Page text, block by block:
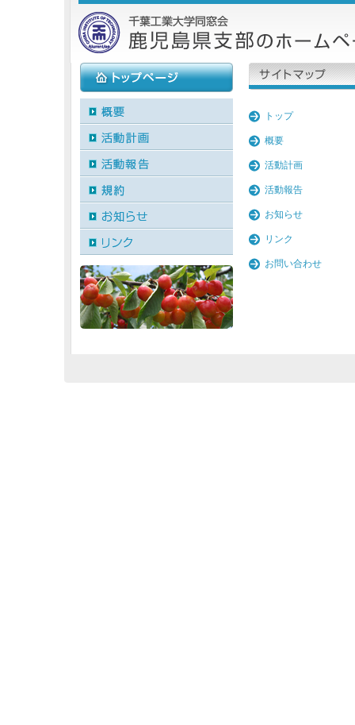
トップ
概要
活動計画
活動報告
お知らせ
リンク
お問い合わせ